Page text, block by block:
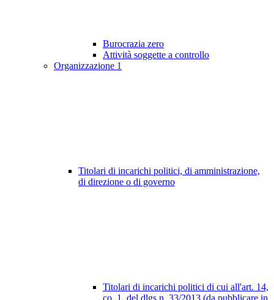
Burocrazia zero
Attività soggette a controllo
Organizzazione 1
Titolari di incarichi politici, di amministrazione,
di direzione o di governo
Titolari di incarichi politici di cui all'art. 14,